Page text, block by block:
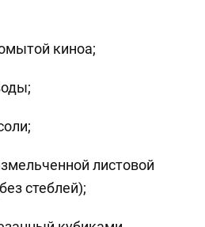
киноа;
листовой
стеблей);